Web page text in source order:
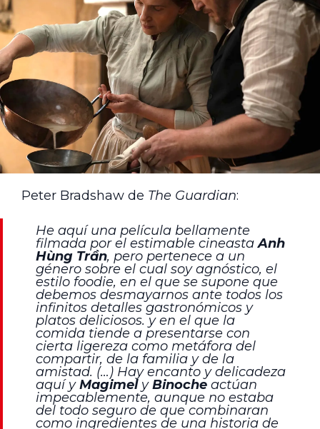
Peter Bradshaw de The Guardian:
He aquí una película bellamente
filmada por el estimable cineastaAnh
Hùng Trần, pero pertenece a un
género sobre el cual soy agnóstico, el
estilo foodie, en el que se supone que
debemos desmayarnos ante todos los
infinitos detalles gastronómicos y
platos deliciosos. y en el que la
comida tiende a presentarse con
cierta ligereza como metáfora del
compartir, de la familia y de la
amistad. (…) Hay encanto y delicadeza
aquí yMagimelyBinoche actúan
impecablemente, aunque no estaba
del todo seguro de que combinaran
como ingredientes de una historia de